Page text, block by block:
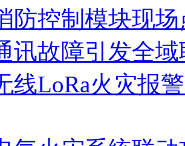
防控制模块现
讯故障引发全
线LoRa火灾报